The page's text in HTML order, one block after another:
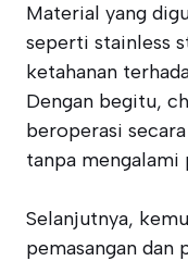
Material yang
seperti stainless
ketahanan
Dengan begitu,
beroperasi
tanpa mengalami
Selanjutnya,
pemasangan dan